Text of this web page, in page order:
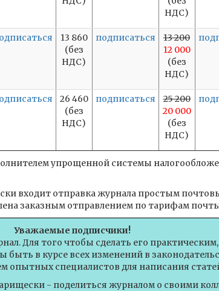
НДС)
13 860
(без
НДС)
подписаться
13 200
12 000
(без
НДС)
26 460
(без
НДС)
подписаться
25 200
20 000
(без
НДС)
упрощенной системы
входит отправка журнала простым
заказным отправлением по тарифам
Уважаемые подписчики!
Для того чтобы сделать его
быть в курсе всех изменений в
опытных специалистов для написания
- поделиться журналом о своими